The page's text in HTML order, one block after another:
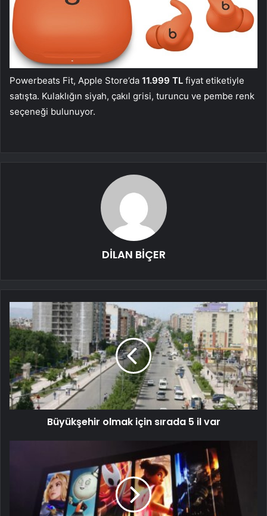
Powerbeats Fit, Apple Store’da 11.999 TL fiyat etiketiyle
satışta. Kulaklığın siyah, çakıl grisi, turuncu ve pembe renk
seçeneği bulunuyor.
DİLAN BİÇER
Büyükşehir olmak için sırada 5 il var